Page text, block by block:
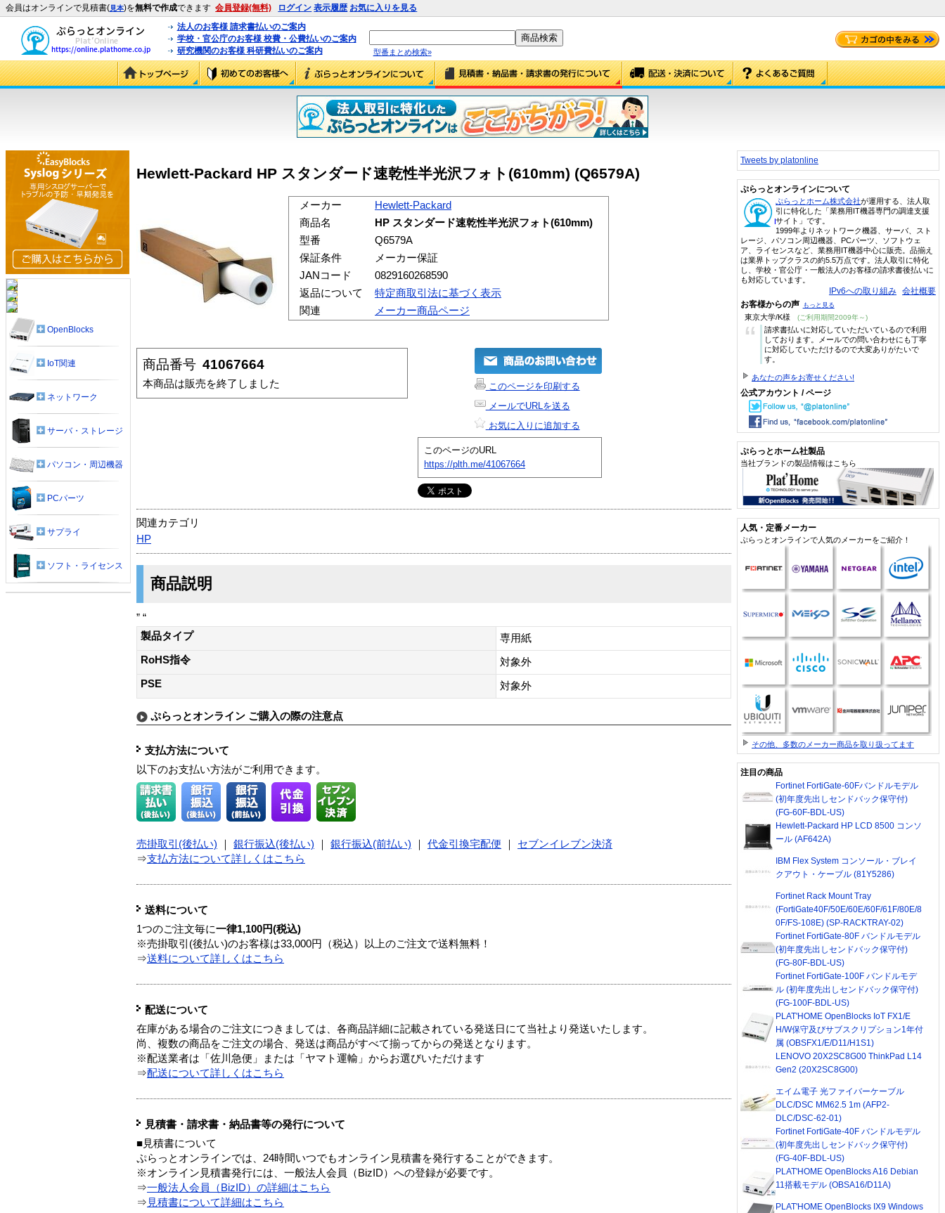
会員はオンラインで見積書(見本)を無料で作成できます 会員登録(無料) ログイン 表示履歴 お気に入りを見る
法人のお客様 請求書払いのご案内
学校・官公庁のお客様 校費・公費払いのご案内
研究機関のお客様 科研費払いのご案内
型番まとめ検索»
Hewlett-Packard HP スタンダード速乾性半光沢フォト(610mm) (Q6579A)
メーカー
Hewlett-Packard
商品名
HP スタンダード速乾性半光沢フォト(610mm)
型番
Q6579A
保証条件
メーカー保証
JANコード
0829160268590
返品について
特定商取引法に基づく表示
関連
メーカー商品ページ
商品番号 41067664
本商品は販売を終了しました
このページを印刷する
メールでURLを送る
お気に入りに追加する
このページのURL
https://plth.me/41067664
関連カテゴリ
HP
商品説明
” “
製品タイプ
専用紙
RoHS指令
対象外
PSE
対象外
ぷらっとオンライン ご購入の際の注意点
支払方法について
以下のお支払い方法がご利用できます。
売掛取引(後払い) 銀行振込(後払い) 銀行振込(前払い) 代金引換宅配便
セブンイレブン決済
⇒支払方法について詳しくはこちら
送料について
1つのご注文毎に一律1,100円(税込)
※売掛取引(後払い)のお客様は33,000円（税込）以上のご注文で送料無料！
⇒送料について詳しくはこちら
配送について
在庫がある場合のご注文につきましては、各商品詳細に記載されている発送日にて当社より発送いたします。
尚、複数の商品をご注文の場合、発送は商品がすべて揃ってからの発送となります。
※配送業者は「佐川急便」または「ヤマト運輸」からお選びいただけます
⇒配送について詳しくはこちら
見積書・請求書・納品書等の発行について
■見積書について
ぷらっとオンラインでは、24時間いつでもオンライン見積書を発行することができます。
※オンライン見積書発行には、一般法人会員（BizID）への登録が必要です。
⇒一般法人会員（BizID）の詳細はこちら
⇒ 見積書について詳細はこちら
OpenBlocks
IoT関連
ネットワーク
サーバ・ストレージ
パソコン・周辺機器
PCパーツ
サプライ
ソフト・ライセンス
Tweets by platonline
ぷらっとオンラインについて
ぷらっとホーム株式会社が運用する、法人取
引に特化した「業務用IT機器専門の調達支援
サイト」です。
1999年よりネットワーク機器、サーバ、スト
レージ、パソコン周辺機器、PCパーツ、ソフトウェ
ア、ライセンスなど、業務用IT機器中心に販売。品揃え
は業界トップクラスの約5.5万点です。法人取引に特化
し、学校・官公庁・一般法人のお客様の請求書後払いに
も対応しています。
IPv6への取り組み 会社概要
お客様からの声 もっと見る
東京大学/K様 (ご利用期間2009年～)
“
請求書払いに対応していただいているので利用
しております。メールでの問い合わせにも丁寧
に対応していただけるので大変ありがたいで
す。
あなたの声をお寄せください!
公式アカウント / ページ
ぷらっとホーム社製品
当社ブランドの製品情報はこちら
人気・定番メーカー
ぷらっとオンラインで人気のメーカーをご紹介！
その他、多数のメーカー商品を取り扱ってます
注目の商品
Fortinet FortiGate-60Fバンドルモデル
(初年度先出しセンドバック保守付)
(FG-60F-BDL-US)
Hewlett-Packard HP LCD 8500 コンソ
ール (AF642A)
IBM Flex System コンソール・ブレイ
クアウト・ケーブル (81Y5286)
Fortinet Rack Mount Tray
(FortiGate40F/50E/60E/60F/61F/80E/8
0F/FS-108E) (SP-RACKTRAY-02)
Fortinet FortiGate-80F バンドルモデル
(初年度先出しセンドバック保守付)
(FG-80F-BDL-US)
Fortinet FortiGate-100F バンドルモデ
ル (初年度先出しセンドバック保守付)
(FG-100F-BDL-US)
PLAT'HOME OpenBlocks IoT FX1/E
H/W保守及びサブスクリプション1年付
属 (OBSFX1/E/D11/H1S1)
LENOVO 20X2SC8G00 ThinkPad L14
Gen2 (20X2SC8G00)
エイム電子 光ファイバーケーブル
DLC/DSC MM62.5 1m (AFP2-
DLC/DSC-62-01)
Fortinet FortiGate-40F バンドルモデル
(初年度先出しセンドバック保守付)
(FG-40F-BDL-US)
PLAT'HOME OpenBlocks A16 Debian
11搭載モデル (OBSA16/D11A)
PLAT'HOME OpenBlocks IX9 Windows